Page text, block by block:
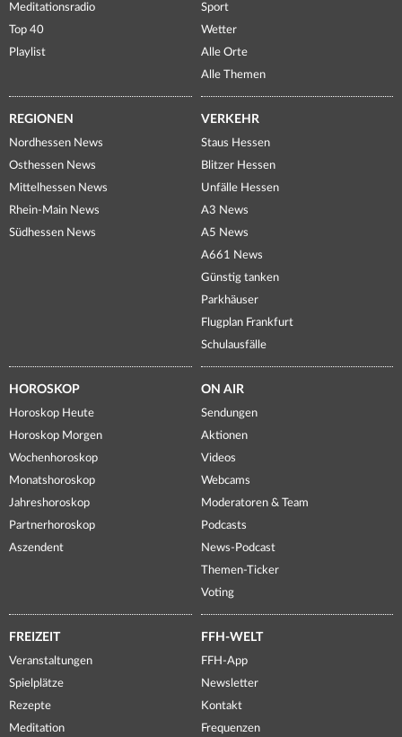
Meditationsradio
Top 40
Playlist
Sport
Wetter
Alle Orte
Alle Themen
REGIONEN
Nordhessen News
Osthessen News
Mittelhessen News
Rhein-Main News
Südhessen News
VERKEHR
Staus Hessen
Blitzer Hessen
Unfälle Hessen
A3 News
A5 News
A661 News
Günstig tanken
Parkhäuser
Flugplan Frankfurt
Schulausfälle
HOROSKOP
Horoskop Heute
Horoskop Morgen
Wochenhoroskop
Monatshoroskop
Jahreshoroskop
Partnerhoroskop
Aszendent
ON AIR
Sendungen
Aktionen
Videos
Webcams
Moderatoren & Team
Podcasts
News-Podcast
Themen-Ticker
Voting
FREIZEIT
Veranstaltungen
Spielplätze
Rezepte
Meditation
FFH-WELT
FFH-App
Newsletter
Kontakt
Frequenzen